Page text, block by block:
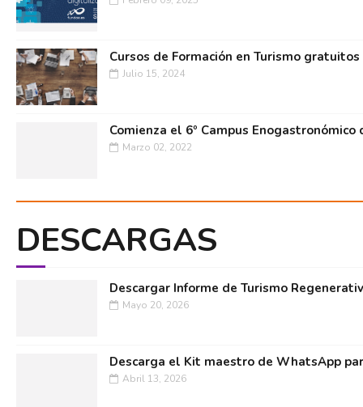
Cursos de Formación en Turismo gratuitos
Julio 15, 2024
Comienza el 6º Campus Enogastronómico
Marzo 02, 2022
DESCARGAS
Descargar Informe de Turismo
Mayo 20, 2026
Descarga el Kit maestro de WhatsApp
Abril 13, 2026